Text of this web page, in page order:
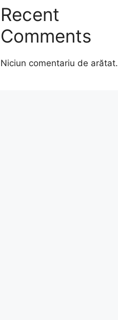
Recent
Comments
Niciun comentariu de arătat.